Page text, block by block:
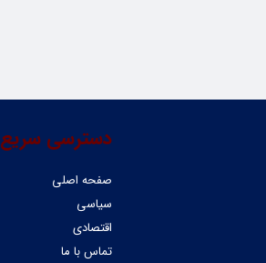
دسترسی سریع
صفحه اصلی
سیاسی
اقتصادی
تماس با ما